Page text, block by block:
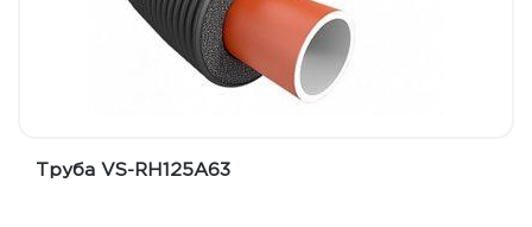
Труба VS-RH125A63